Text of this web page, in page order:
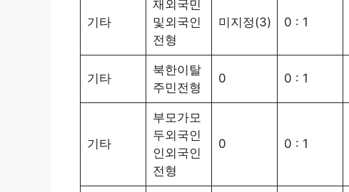
기타
재외국민
및외국인
전형
미지정(3) 0 : 1
기타
북한이탈
주민전형
0 0 : 1
기타
부모가모
두외국인
인외국인
전형
0 0 : 1